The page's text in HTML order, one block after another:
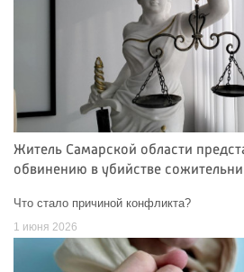
Житель Самарской области
обвинению в убийстве
Что стало причиной конфликта?
1 июня 2026